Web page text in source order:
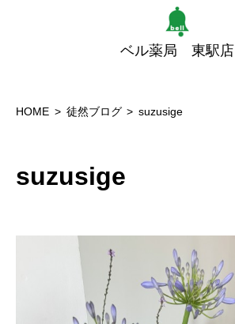
ベル薬局 東駅店
HOME 徒然ブログ suzusige
suzusige